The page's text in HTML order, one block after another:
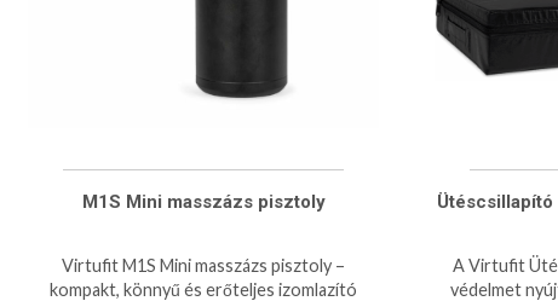
M1S Mini masszázs pisztoly
Virtufit M1S Mini masszázs pisztoly –
kompakt, könnyű és erőteljes izomlazító
A Virtufit
védelmet